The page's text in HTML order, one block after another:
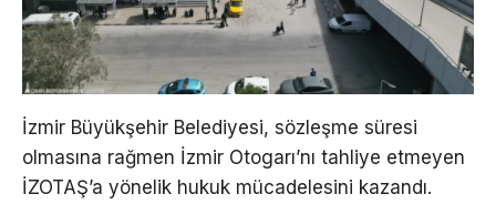
İzmir Büyükşehir Belediyesi, sözleşme süresi
olmasına rağmen İzmir Otogarı’nı tahliye etmeyen
İZOTAŞ’a yönelik hukuk mücadelesini kazandı.